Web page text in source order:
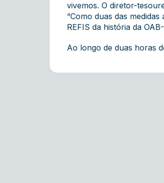
vivemos. O diretor-
“Como duas das
REFIS da história da OAB-
Ao longo de duas horas